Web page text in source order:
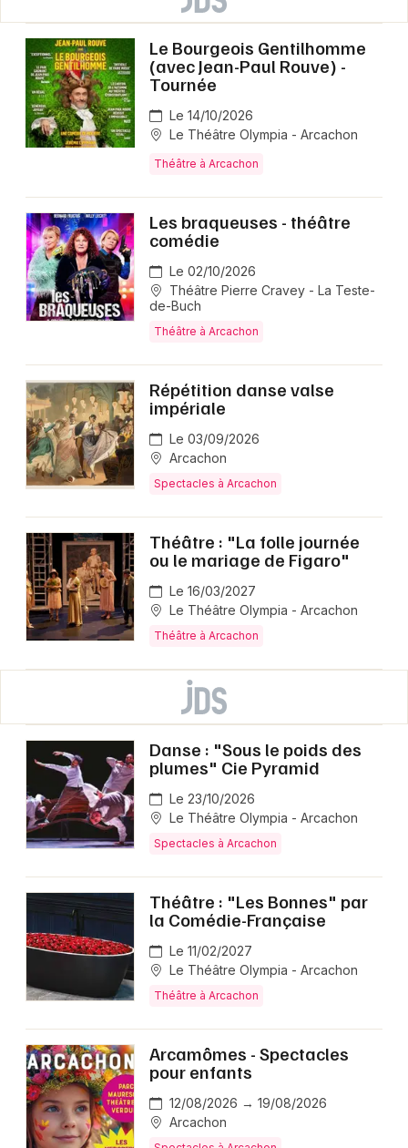
Le Bourgeois Gentilhomme
(avec Jean-Paul Rouve) -
Tournée
Le 14/10/2026
Le Théâtre Olympia - Arcachon
Théâtre à Arcachon
Les braqueuses - théâtre
comédie
Le 02/10/2026
Théâtre Pierre Cravey - La Teste-
de-Buch
Théâtre à Arcachon
Répétition danse valse
impériale
Le 03/09/2026
Arcachon
Spectacles à Arcachon
Théâtre : "La folle journée
ou le mariage de Figaro"
Le 16/03/2027
Le Théâtre Olympia - Arcachon
Théâtre à Arcachon
Danse : "Sous le poids des
plumes" Cie Pyramid
Le 23/10/2026
Le Théâtre Olympia - Arcachon
Spectacles à Arcachon
Théâtre : "Les Bonnes" par
la Comédie-Française
Le 11/02/2027
Le Théâtre Olympia - Arcachon
Théâtre à Arcachon
Arcamômes - Spectacles
pour enfants
12/08/2026 → 19/08/2026
Arcachon